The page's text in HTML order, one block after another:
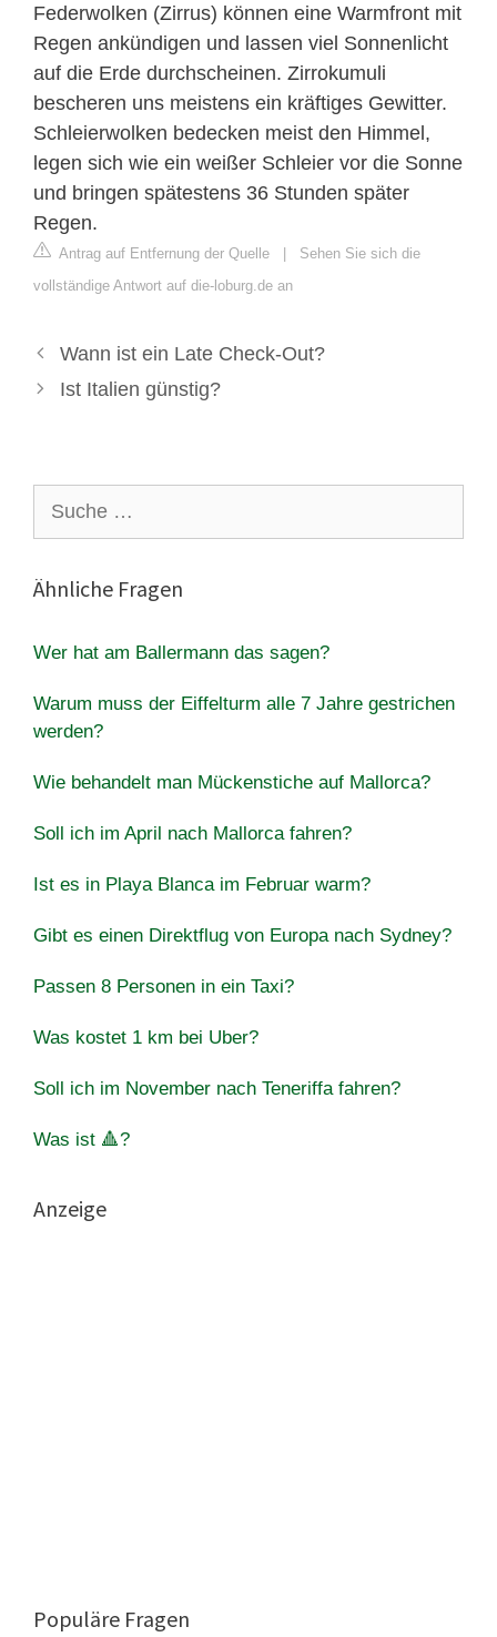
Federwolken (Zirrus) können eine Warmfront mit
Regen ankündigen und lassen viel Sonnenlicht
auf die Erde durchscheinen. Zirrokumuli
bescheren uns meistens ein kräftiges Gewitter.
Schleierwolken bedecken meist den Himmel,
legen sich wie ein weißer Schleier vor die Sonne
und bringen spätestens 36 Stunden später
Regen.
Antrag auf Entfernung der Quelle | Sehen Sie sich die
vollständige Antwort auf die-loburg.de an
Wann ist ein Late Check-Out?
Ist Italien günstig?
nach:
Ähnliche Fragen
Wer hat am Ballermann das sagen?
Warum muss der Eiffelturm alle 7 Jahre gestrichen
werden?
Wie behandelt man Mückenstiche auf Mallorca?
Soll ich im April nach Mallorca fahren?
Ist es in Playa Blanca im Februar warm?
Gibt es einen Direktflug von Europa nach Sydney?
Passen 8 Personen in ein Taxi?
Was kostet 1 km bei Uber?
Soll ich im November nach Teneriffa fahren?
Was ist 🔺?
Anzeige
Populäre Fragen